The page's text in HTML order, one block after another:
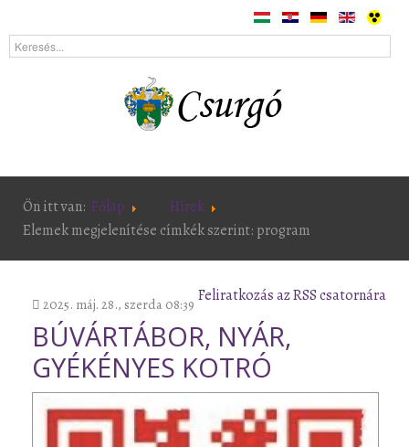
Ön itt van: Főlap
Hírek
Elemek megjelenítése címkék szerint: program
Feliratkozás az RSS csatornára
2025. máj. 28., szerda 08:39
BÚVÁRTÁBOR, NYÁR,
GYÉKÉNYES KOTRÓ